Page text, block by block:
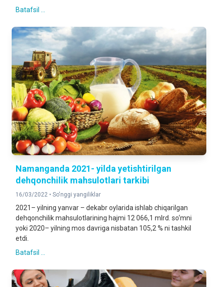
Batafsil ...
Namanganda 2021- yilda yetishtirilgan
dehqonchilik mahsulotlari tarkibi
16/03/2022 • So'nggi yangiliklar
2021– yilning yanvar – dekabr oylarida ishlab chiqarilgan
dehqonchilik mahsulotlarining hajmi 12 066,1 mlrd. so‘mni
yoki 2020– yilning mos davriga nisbatan 105,2 % ni tashkil
etdi.
Batafsil ...